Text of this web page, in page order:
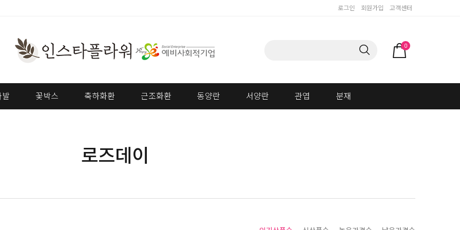
로그인 회원가입 고객센터
0
발 꽃박스 축하화환 근조화환 동양란 서양란 관엽 분재
로즈데이